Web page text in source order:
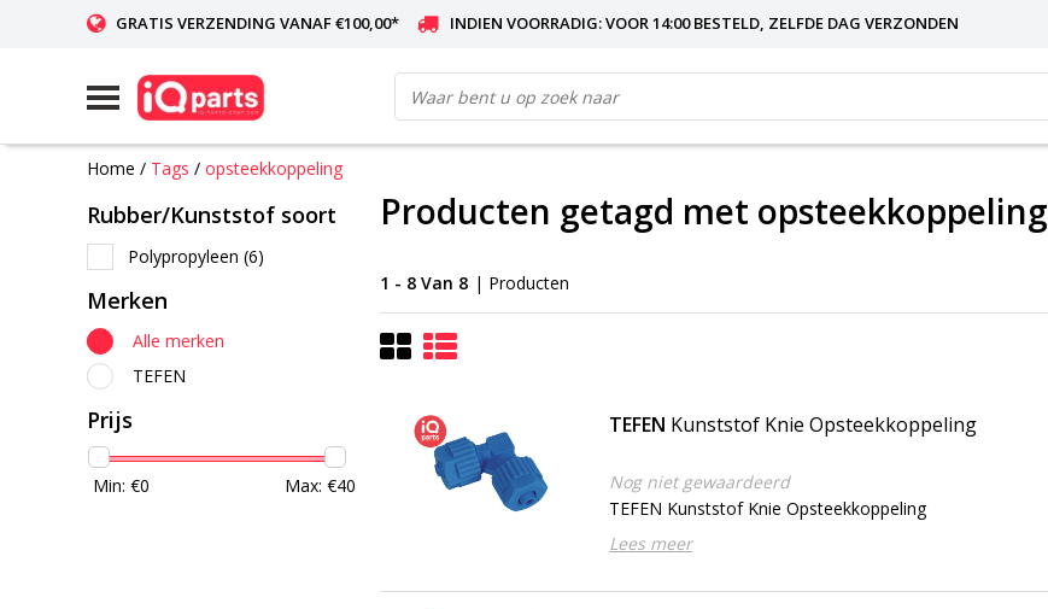
GRATIS VERZENDING VANAF €100,00* INDIEN VOORRADIG: VOOR 14:00 BESTELD, ZELFDE DAG VERZONDEN
Home / Tags / opsteekkoppeling
Rubber/Kunststof soort
Polypropyleen (6)
Merken
Alle merken
TEFEN
Prijs
Min: €0 Max: €40
Producten getagd met opsteekkoppeling
1 - 8 Van 8 | Producten
TEFEN Kunststof Knie Opsteekkoppeling
Nog niet gewaardeerd
TEFEN Kunststof Knie Opsteekkoppeling
Lees meer